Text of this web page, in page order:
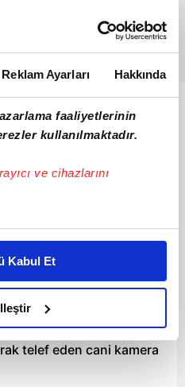
Reklam Ayarları Hakkında
faaliyetlerinin
kullanılmaktadır.
ve cihazlarını
sizlere özel
Bunu yaparken
reklam deneyimi sunmak
sunabilmek adına
ve bu noktada,
noktasında tek gelir
isteriz.
Kabul Et
telef eden cani kamera